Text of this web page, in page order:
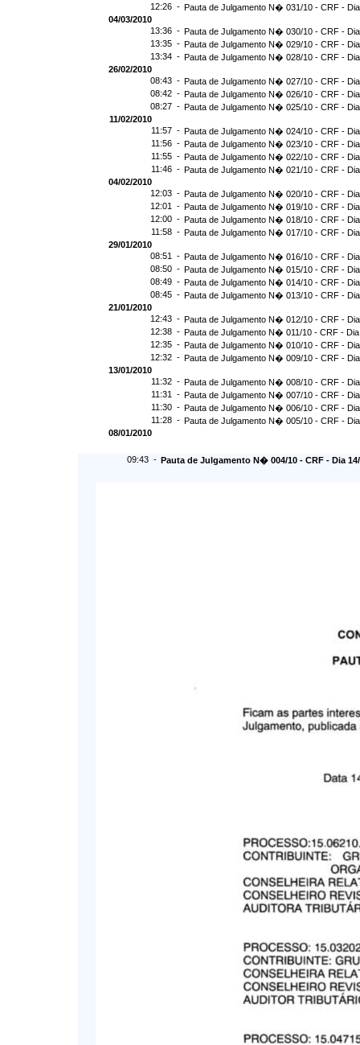
12:26 - Pauta de Julgamento N� 031/10 - CRF -
04/03/2010
13:36 - Pauta de Julgamento N� 030/10 - CRF -
13:35 - Pauta de Julgamento N� 029/10 - CRF -
13:34 - Pauta de Julgamento N� 028/10 - CRF -
26/02/2010
08:43 - Pauta de Julgamento N� 027/10 - CRF -
08:42 - Pauta de Julgamento N� 026/10 - CRF -
08:27 - Pauta de Julgamento N� 025/10 - CRF -
11/02/2010
11:57 - Pauta de Julgamento N� 024/10 - CRF -
11:56 - Pauta de Julgamento N� 023/10 - CRF -
11:55 - Pauta de Julgamento N� 022/10 - CRF -
11:46 - Pauta de Julgamento N� 021/10 - CRF -
04/02/2010
12:03 - Pauta de Julgamento N� 020/10 - CRF -
12:01 - Pauta de Julgamento N� 019/10 - CRF -
12:00 - Pauta de Julgamento N� 018/10 - CRF -
11:58 - Pauta de Julgamento N� 017/10 - CRF -
29/01/2010
08:51 - Pauta de Julgamento N� 016/10 - CRF -
08:50 - Pauta de Julgamento N� 015/10 - CRF -
08:49 - Pauta de Julgamento N� 014/10 - CRF -
08:45 - Pauta de Julgamento N� 013/10 - CRF -
21/01/2010
12:43 - Pauta de Julgamento N� 012/10 - CRF -
12:38 - Pauta de Julgamento N� 011/10 - CRF -
12:35 - Pauta de Julgamento N� 010/10 - CRF -
12:32 - Pauta de Julgamento N� 009/10 - CRF -
13/01/2010
11:32 - Pauta de Julgamento N� 008/10 - CRF -
11:31 - Pauta de Julgamento N� 007/10 - CRF -
11:30 - Pauta de Julgamento N� 006/10 - CRF -
11:28 - Pauta de Julgamento N� 005/10 - CRF -
08/01/2010
09:43 - Pauta de Julgamento N� 004/10 - CRF - Dia 14/